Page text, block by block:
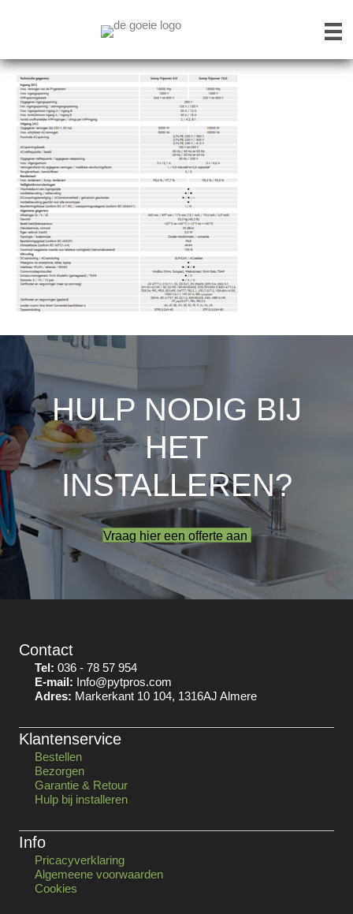
HULP NODIG BIJ
HET
INSTALLEREN?
Vraag hier een offerte aan
Contact
Tel: 036 - 78 57 954
E-mail: Info@pytpros.com
Adres: Markerkant 10 104, 1316AJ Almere
Klantenservice
Bestellen
Bezorgen
Garantie & Retour
Hulp bij installeren
Info
Pricacyverklaring
Algemeene voorwaarden
Cookies